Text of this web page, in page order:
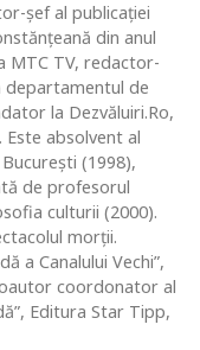
șef al publicației
din anul
MTC TV, redactor-
departamentul de
la Dezvăluiri.Ro,
absolvent al
(1998),
de profesorul
culturii (2000).
morţii.
a Canalului Vechi”,
coordonator al
Editura Star Tipp,